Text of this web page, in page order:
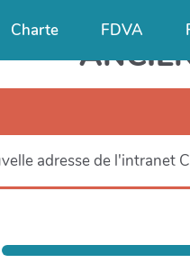
Charte FDVA
adresse de l'intranet